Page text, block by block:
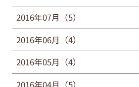
2016年07月（5）
2016年06月（4）
2016年05月（4）
2016年04月（5）